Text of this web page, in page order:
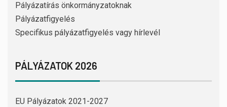
Pályázatírás önkormányzatoknak
Pályázatfigyelés
Specifikus pályázatfigyelés vagy hírlevél
PÁLYÁZATOK 2026
EU Pályázatok 2021-2027